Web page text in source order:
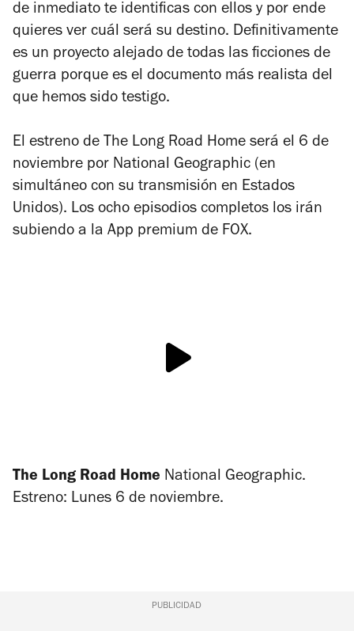
de inmediato te identificas con ellos y por ende
quieres ver cuál será su destino. Definitivamente
es un proyecto alejado de todas las ficciones de
guerra porque es el documento más realista del
que hemos sido testigo.
El estreno de The Long Road Home será el 6 de
noviembre por National Geographic (en
simultáneo con su transmisión en Estados
Unidos). Los ocho episodios completos los irán
subiendo a la App premium de FOX.
The Long Road Home National Geographic.
Estreno: Lunes 6 de noviembre.
PUBLICIDAD